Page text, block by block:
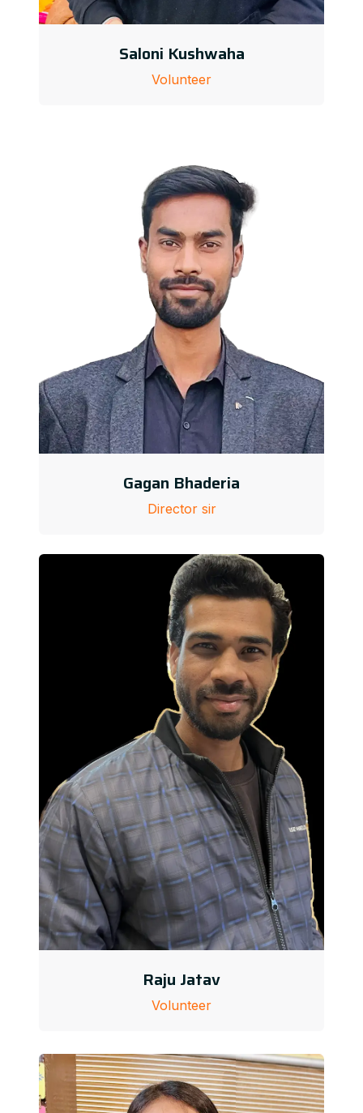
Saloni Kushwaha
Volunteer
Gagan Bhaderia
Director sir
Raju Jatav
Volunteer